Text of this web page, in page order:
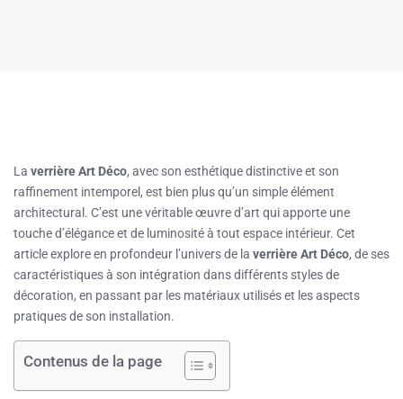
La verrière Art Déco, avec son esthétique distinctive et son
raffinement intemporel, est bien plus qu’un simple élément
architectural. C’est une véritable œuvre d’art qui apporte une
touche d’élégance et de luminosité à tout espace intérieur. Cet
article explore en profondeur l’univers de la verrière Art Déco, de ses
caractéristiques à son intégration dans différents styles de
décoration, en passant par les matériaux utilisés et les aspects
pratiques de son installation.
Contenus de la page